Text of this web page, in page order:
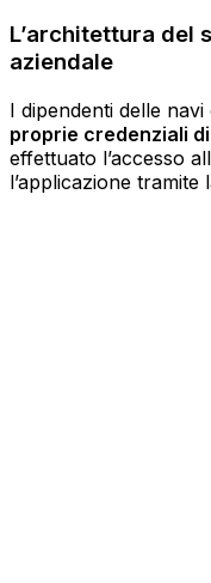
L’architettura del
aziendale
I dipendenti delle navi
proprie credenziali
effettuato l’accesso
l’applicazione tramite